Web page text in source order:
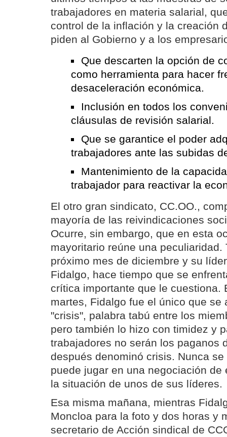
trabajadores en materia salarial,
control de la inflación y la creación
piden al Gobierno y a los
Que descarten la opción de
como herramienta para hacer
desaceleración económica.
Inclusión en todos los
cláusulas de revisión salarial.
Que se garantice el poder
trabajadores ante las subidas
Mantenimiento de la
trabajador para reactivar la
El otro gran sindicato, CC.OO.,
mayoría de las reivindicaciones
Ocurre, sin embargo, que en esta
mayoritario reúne una peculiaridad.
próximo mes de diciembre y su
Fidalgo, hace tiempo que se
crítica importante que le cuestiona.
martes, Fidalgo fue el único que se
"crisis", palabra tabú entre los
pero también lo hizo con timidez y
trabajadores no serán los paganos
después denominó crisis. Nunca
puede jugar en una negociación
la situación de unos de sus líderes.
Esa misma mañana, mientras
Moncloa para la foto y dos horas y
secretario de Acción sindical de